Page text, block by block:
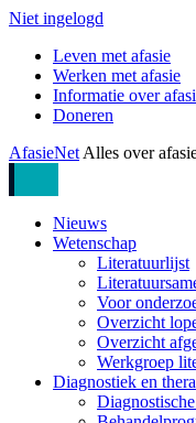
Niet ingelogd
Leven met afasie
Werken met afasie
Informatie over
Doneren
AfasieNet Alles over
Nieuws
Wetenschap
Literatuurlijst
Voor
Overzicht
Overzicht
Werkgroep
Diagnostiek en